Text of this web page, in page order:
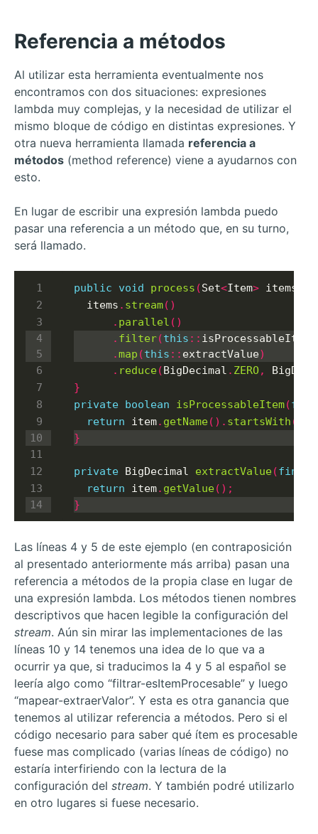
Referencia a métodos
Al utilizar esta herramienta eventualmente nos
encontramos con dos situaciones: expresiones
lambda muy complejas, y la necesidad de utilizar el
mismo bloque de código en distintas expresiones. Y
otra nueva herramienta llamada referencia a
métodos (method reference) viene a ayudarnos con
esto.
En lugar de escribir una expresión lambda puedo
pasar una referencia a un método que, en su turno,
será llamado.
public void process (Set<Item> items
  items
. stream()
. parallel ()
. filter(this :: isProcessableItem
.map (this :: extractValue)
. reduce(BigDecimal . ZERO,
}
private boolean isProcessableItem(
return item. getName(). startsWith (
}
private BigDecimal extractValue(final
return item. getValue();
}
Las líneas 4 y 5 de este ejemplo (en contraposición
al presentado anteriormente más arriba) pasan una
referencia a métodos de la propia clase en lugar de
una expresión lambda. Los métodos tienen nombres
descriptivos que hacen legible la configuración del
stream. Aún sin mirar las implementaciones de las
líneas 10 y 14 tenemos una idea de lo que va a
ocurrir ya que, si traducimos la 4 y 5 al español se
leería algo como “filtrar-esItemProcesable” y luego
“mapear-extraerValor”. Y esta es otra ganancia que
tenemos al utilizar referencia a métodos. Pero si el
código necesario para saber qué ítem es procesable
fuese mas complicado (varias líneas de código) no
estaría interfiriendo con la lectura de la
configuración del stream. Y también podré utilizarlo
en otro lugares si fuese necesario.